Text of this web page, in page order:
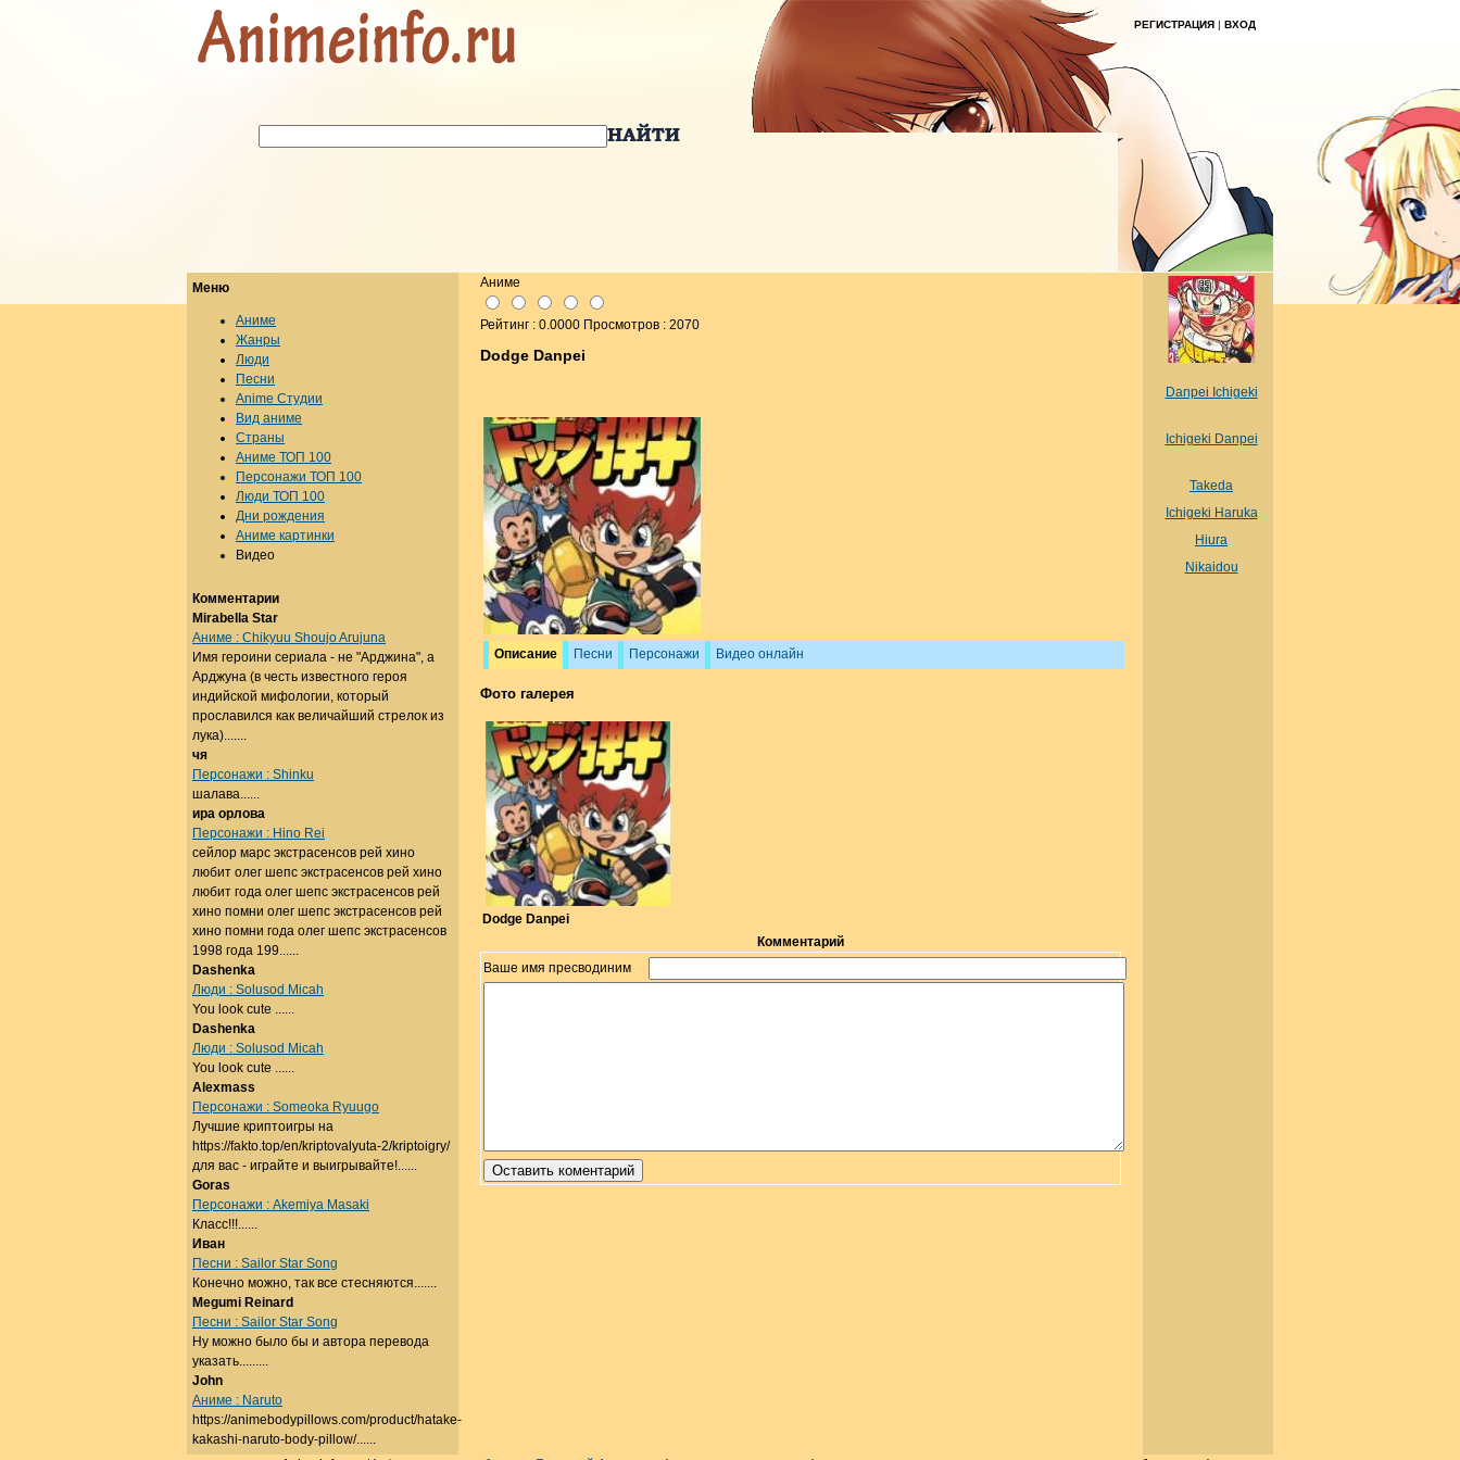
РЕГИСТРАЦИЯ | ВХОД
Аниме
Рейтинг : 0.0000 Просмотров : 2070
Dodge Danpei
Описание Песни Персонажи Видео онлайн
Фото галерея
Dodge Danpei
Комментарий
Ваше имя пресводиним
Меню
Аниме
Жанры
Люди
Песни
Anime Студии
Вид аниме
Страны
Аниме ТОП 100
Персонажи ТОП 100
Люди ТОП 100
Дни рождения
Аниме картинки
Видео
Комментарии
Mirabella Star
Аниме : Chikyuu Shoujo Arujuna
Имя героини сериала - не "Арджина", а
Арджуна (в честь известного героя
индийской мифологии, который
прославился как величайший стрелок из
лука).......
чя
Персонажи : Shinku
шалава......
ира орлова
Персонажи : Hino Rei
сейлор марс экстрасенсов рей хино
любит олег шепс экстрасенсов рей хино
любит года олег шепс экстрасенсов рей
хино помни олег шепс экстрасенсов рей
хино помни года олег шепс экстрасенсов
1998 года 199......
Dashenka
Люди : Solusod Micah
You look cute ......
Dashenka
Люди : Solusod Micah
You look cute ......
Alexmass
Персонажи : Someoka Ryuugo
Лучшие криптоигры на
https://fakto.top/en/kriptovalyuta-2/kriptoigry/
для вас - играйте и выигрывайте!......
Goras
Персонажи : Akemiya Masaki
Класс!!!......
Иван
Песни : Sailor Star Song
Конечно можно, так все стесняются.......
Megumi Reinard
Песни : Sailor Star Song
Ну можно было бы и автора перевода
указать.........
John
Аниме : Naruto
https://animebodypillows.com/product/hatake-
kakashi-naruto-body-pillow/......
Danpei Ichigeki
Ichigeki Danpei
Takeda
Ichigeki Haruka
Hiura
Nikaidou